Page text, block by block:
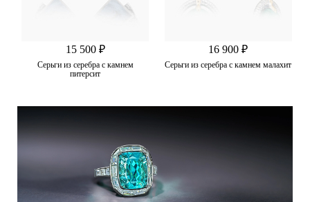
15 500 ₽
Серьги из серебра с камнем
питерсит
16 900 ₽
Серьги из серебра с камнем малахит